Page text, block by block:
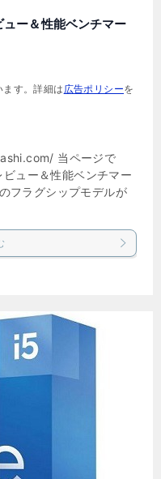
ー＆性能ベンチマー
す。詳細は 広告ポリシーを
当ページで
ュー＆性能ベンチマー
フラグシップモデルが